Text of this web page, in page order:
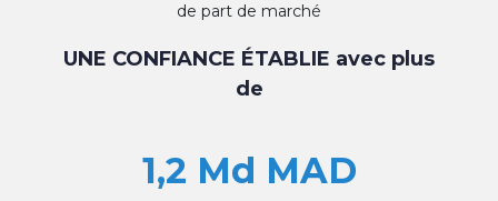
de part de marché
UNE CONFIANCE ÉTABLIE avec plus
de
1,2 Md MAD